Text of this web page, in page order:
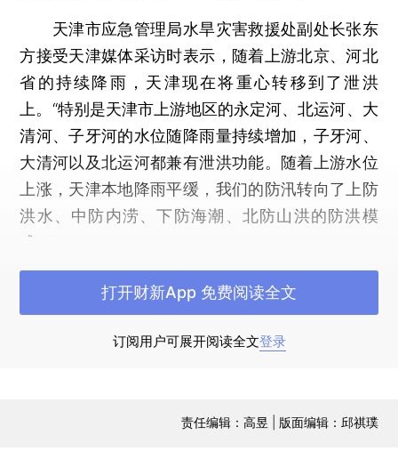
天津市应急管理局水旱灾害救援处副处长张东
方接受天津媒体采访时表示，随着上游北京、河北
省的持续降雨，天津现在将重心转移到了泄洪
上。“特别是天津市上游地区的永定河、北运河、大
清河、子牙河的水位随降雨量持续增加，子牙河、
大清河以及北运河都兼有泄洪功能。随着上游水位
上涨，天津本地降雨平缓，我们的防汛转向了上防
洪水、中防内涝、下防海潮、北防山洪的防洪模
式。”
财新检索《天津市蓄滞洪区管理条例》看到，
天津蓄滞洪区是指该市行政区域内临时贮存和调蓄
洪水的青甸洼、盛庄洼、黄庄洼、大黄堡洼、永定
这13个蓄滞洪区分散在天津九个区、县境内。
订阅用户可展开阅读全文登录
打开财新App 免费阅读全文
责任编辑：高昱 | 版面编辑：邱祺璞